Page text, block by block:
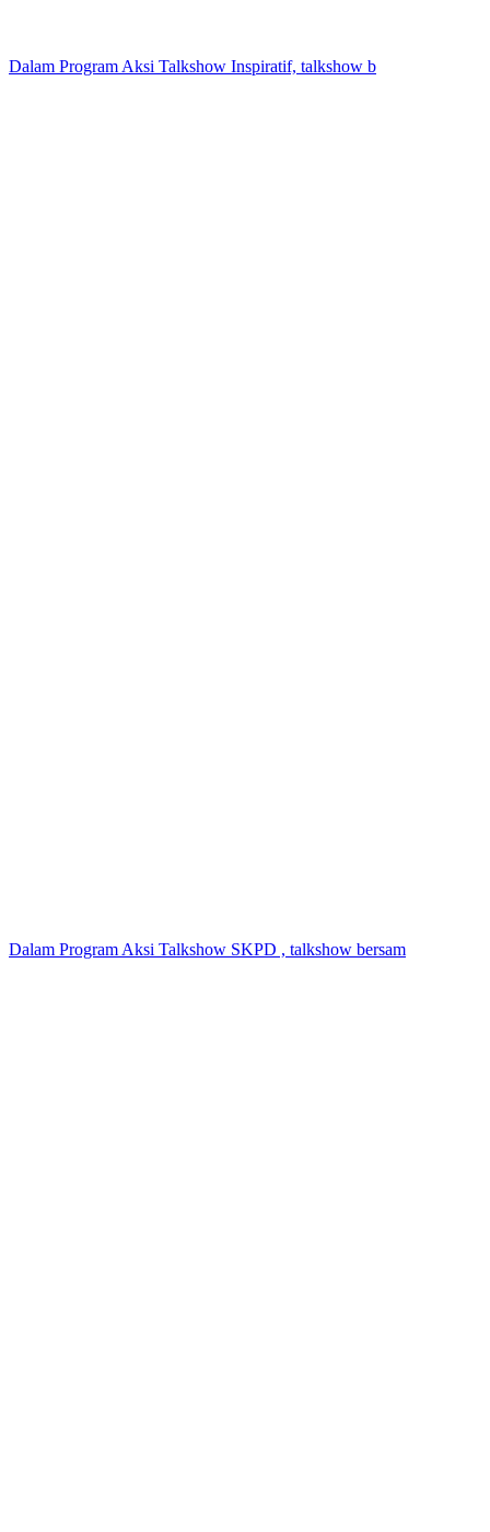
Dalam Program Aksi Talkshow Inspiratif, talkshow b
Dalam Program Aksi Talkshow SKPD , talkshow bersam